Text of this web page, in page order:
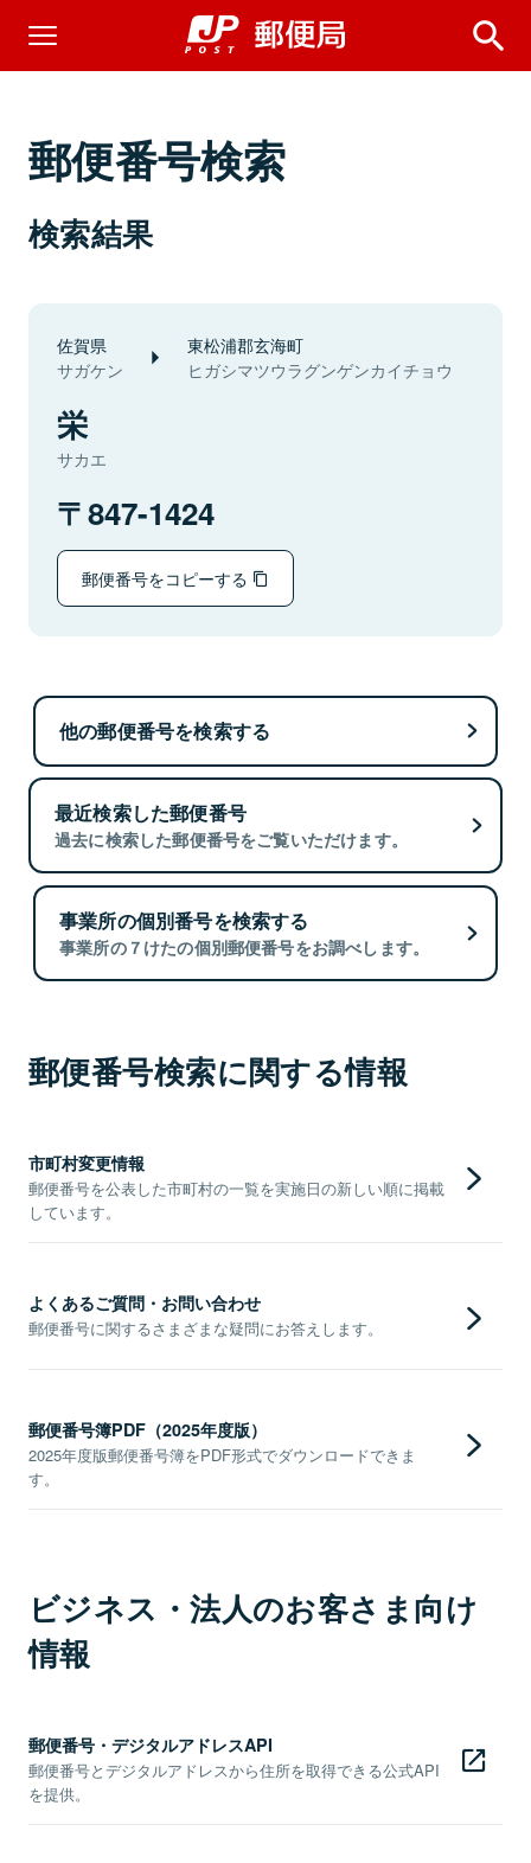
郵便番号検索
検索結果
佐賀県
サガケン
東松浦郡玄海町
ヒガシマツウラグンゲンカイチョウ
栄
サカエ
847-1424
郵便番号をコピーする
他の郵便番号を検索する
最近検索した郵便番号
過去に検索した郵便番号をご覧いただけます。
事業所の個別番号を検索する
事業所の７けたの個別郵便番号をお調べします。
郵便番号検索に関する情報
市町村変更情報
郵便番号を公表した市町村の一覧を実施日の新しい順に掲載
しています。
よくあるご質問・お問い合わせ
郵便番号に関するさまざまな疑問にお答えします。
郵便番号簿PDF（2025年度版）
2025年度版郵便番号簿をPDF形式でダウンロードできま
す。
ビジネス・法人のお客さま向け
情報
郵便番号・デジタルアドレスAPI
郵便番号とデジタルアドレスから住所を取得できる公式API
を提供。